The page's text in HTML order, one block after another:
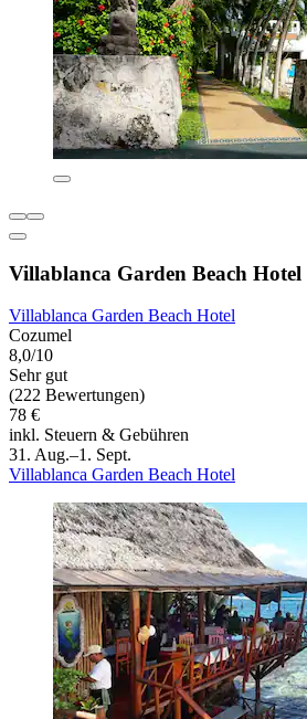
Villablanca Garden Beach Hotel
Villablanca Garden Beach Hotel
Cozumel
8,0/10
Sehr gut
(222 Bewertungen)
78 €
inkl. Steuern & Gebühren
31. Aug.–1. Sept.
Villablanca Garden Beach Hotel